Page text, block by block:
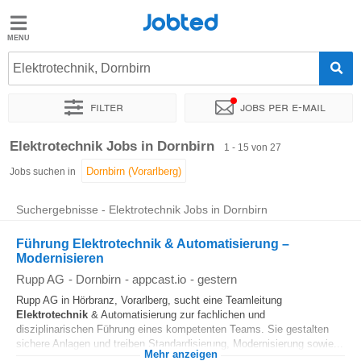
Jobted
Jobs
Jobted
Elektrotechnik, Dornbirn
Filter Jobs per e-mail
Sortieren nach Genauer Standort Unternehmen
Elektrotechnik Jobs in Dornbirn 1 - 15 von 27
Jobs suchen in
Suchergebnisse - Elektrotechnik Jobs in Dornbirn
Führung Elektrotechnik & Automatisierung –
Modernisieren
Rupp AG - Dornbirn - appcast.io - gestern
Rupp AG in Hörbranz, Vorarlberg, sucht eine Teamleitung
Elektrotechnik & Automatisierung zur fachlichen und
disziplinarischen Führung eines kompetenten Teams. Sie gestalten
sichere Anlagen und treiben Standardisierung, Modernisierung sowie...
Mehr anzeigen